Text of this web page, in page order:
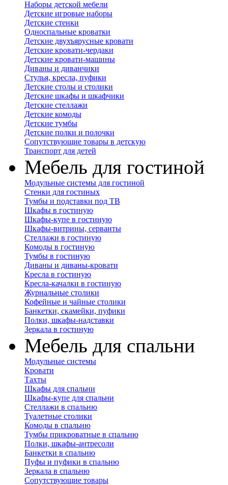
Наборы детской мебели
Детские игровые наборы
Детские стенки
Односпальные кроватки
Детские двухъярусные кровати
Детские кровати-чердаки
Детские кровати-машины
Диваны и диванчики
Стулья, кресла, пуфики
Детские столы и столики
Детские шкафы и шкафчики
Детские стеллажи
Детские комоды
Детские тумбы
Детские полки и полочки
Сопутствующие товары в детскую
Транспорт для детей
Мебель для гостиной
Модульные системы для гостиной
Стенки для гостиных
Тумбы и подставки под ТВ
Шкафы в гостиную
Шкафы-купе в гостиную
Шкафы-витрины, серванты
Стеллажи в гостиную
Комоды в гостиную
Тумбы в гостиную
Диваны и диваны-кровати
Кресла в гостиную
Кресла-качалки в гостиную
Журнальные столики
Кофейные и чайные столики
Банкетки, скамейки, пуфики
Полки, шкафы-надставки
Зеркала в гостиную
Мебель для спальни
Модульные системы
Кровати
Тахты
Шкафы для спальни
Шкафы-купе для спальни
Стеллажи в спальню
Туалетные столики
Комоды в спальню
Тумбы прикроватные в спальню
Полки, шкафы-антресоли
Банкетки в спальню
Пуфы и пуфики в спальню
Зеркала в спальню
Сопутствующие товары